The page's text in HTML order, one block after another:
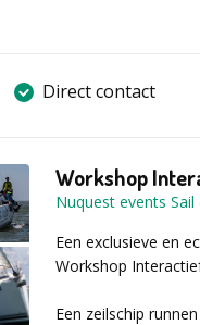
Direct contact
Workshop
Nuquest events
Een exclusieve en
Workshop
Een zeilschip